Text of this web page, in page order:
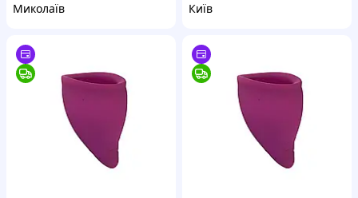
Миколаїв
Київ